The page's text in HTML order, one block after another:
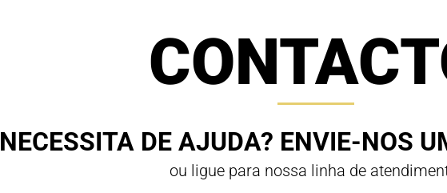
NECESSITA DE AJUDA? ENVIE-NOS
ou ligue para nossa linha de